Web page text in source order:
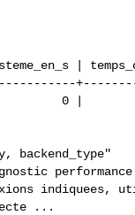
|
0 |
performance
...